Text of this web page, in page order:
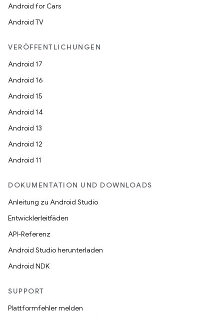
Android for Cars
Android TV
VERÖFFENTLICHUNGEN
Android 17
Android 16
Android 15
Android 14
Android 13
Android 12
Android 11
DOKUMENTATION UND DOWNLOADS
Anleitung zu Android Studio
Entwicklerleitfäden
API-Referenz
Android Studio herunterladen
Android NDK
SUPPORT
Plattformfehler melden